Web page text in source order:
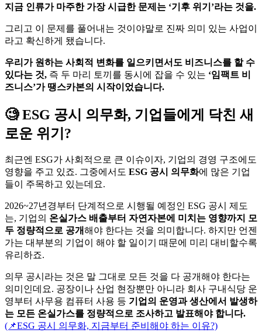
있다는 것,즉 두 마리 토끼를 동시에 잡을 수 있는‘임팩트 비
🧐 ESG 공시 의무화, 기업들에게 닥친 새
로운 위기?
최근엔 ESG가 사회적으로 큰 이슈이자, 기업의 경영 구조에도
들이 주목하고 있는데요.
2026~27년경부터 단계적으로 시행될 예정인 ESG 공시 제도
두 정량적으로 공개해야 한다는 것을 의미합니다. 하지만 언젠
가는 대부분의 기업이 해야 할 일이기 때문에 미리 대비할수록
유리하죠.
의무 공시라는 것은 말 그대로 모든 것을 다 공개해야 한다는
의미인데요. 공장이나 산업 현장뿐만 아니라 회사 구내식당 운
영부터 사무용 컴퓨터 사용 등기업의 운영과 생산에서 발생하
는 모든 온실가스를 정량적으로 조사하고 발표해야 합니다.
(📌ESG 공시 의무화, 지금부터 준비해야 하는 이유?)
✅ 감축한 탄소, 기업의 이익이 되도록 거
래할 수 있습니다.
사실, ESG 공시 의무화를 대비하는 기업들의 다양한 시도는